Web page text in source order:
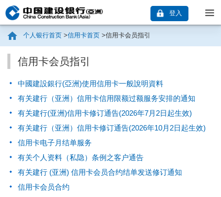
登入
个人银行首页 >信用卡首页 >信用卡会员指引
信用卡会员指引
中國建設銀行(亞洲)使用信用卡一般說明資料
有关建行（亚洲）信用卡信用限额过额服务安排的通知
有关建行(亚洲)信用卡修订通告(2026年7月2日起生效)
有关建行（亚洲）信用卡修订通告(2026年10月2日起生效)
信用卡电子月结单服务
有关个人资料（私隐）条例之客户通告
有关建行 (亚洲) 信用卡会员合约结单发送修订通知
信用卡会员合约